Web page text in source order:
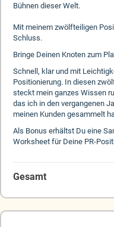
Bühnen dieser Welt.
Mit meinem zwölfteiligen
Schluss.
Bringe Deinen Knoten zum
Schnell, klar und mit
Positionierung. In diesen
steckt mein ganzes Wissen
das ich in den vergangenen
meinen Kunden gesammelt
Als Bonus erhältst Du eine
Worksheet für Deine PR-
Gesamt